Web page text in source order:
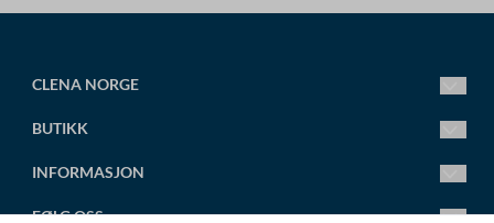
CLENA NORGE
Vi leverer alt fra små standard høytrykksspylere til store
spesialtilpassede anlegg.
post@clena.no
BUTIKK
Mandag-Fredag 8.00-16.00
INFORMASJON
Om oss
FØLG OSS